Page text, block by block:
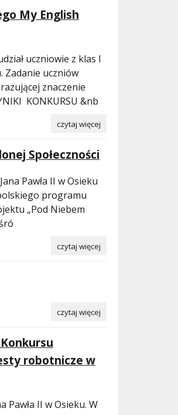
My English
uczniowie z klas I
Zadanie uczniów
znaczenie
KONKURSU &nb
czytaj więcej
Społeczności
Pawła II w Osieku
programu
„Pod Niebem
czytaj więcej
czytaj więcej
robotnicze w
Pawła II w Osieku. W